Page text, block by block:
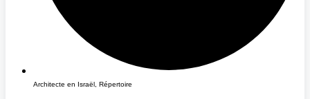
Architecte en Israël Répertoire